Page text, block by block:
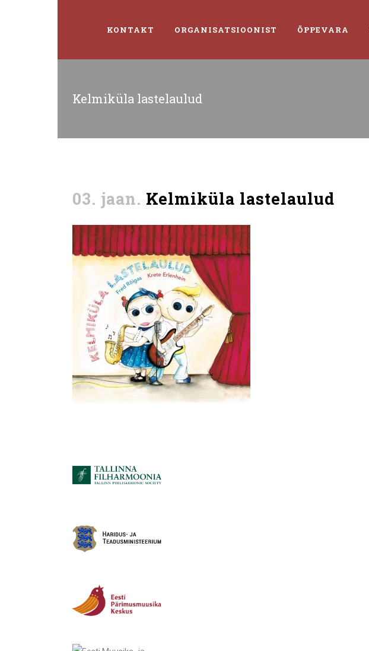
KONTAKT ORGANISATSIOONIST ÕPPEVARA
Kelmiküla lastelaulud
03. jaan. Kelmiküla lastelaulud